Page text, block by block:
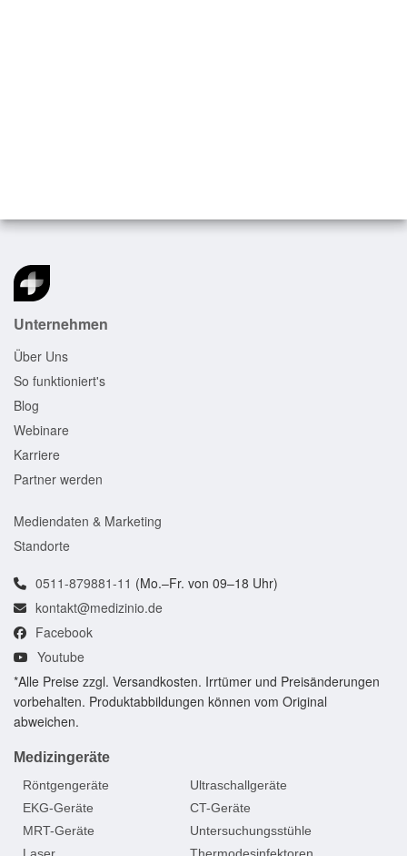
Unternehmen
Über Uns
So funktioniert's
Blog
Webinare
Karriere
Partner werden
Mediendaten & Marketing
Standorte
0511-879881-11 (Mo.–Fr. von 09–18 Uhr)
kontakt@medizinio.de
Facebook
Youtube
*Alle Preise zzgl. Versandkosten. Irrtümer und Preisänderungen
vorbehalten. Produktabbildungen können vom Original
abweichen.
Medizingeräte
Röntgengeräte
Ultraschallgeräte
EKG-Geräte
CT-Geräte
MRT-Geräte
Untersuchungsstühle